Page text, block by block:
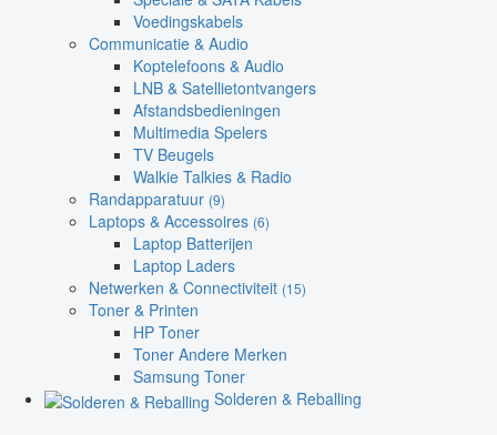
Voedingskabels
Communicatie & Audio
Koptelefoons & Audio
LNB & Satellietontvangers
Afstandsbedieningen
Multimedia Spelers
TV Beugels
Walkie Talkies & Radio
Randapparatuur (9)
Laptops & Accessoires (6)
Laptop Batterijen
Laptop Laders
Netwerken & Connectiviteit (15)
Toner & Printen
HP Toner
Toner Andere Merken
Samsung Toner
Solderen & Reballing